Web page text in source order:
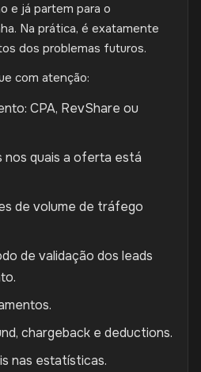
e já partem para o
Na prática, é exatamente
dos problemas futuros.
com atenção:
CPA, RevShare ou
nos quais a oferta está
de volume de tráfego
de validação dos leads
chargeback e deductions.
nas estatísticas.